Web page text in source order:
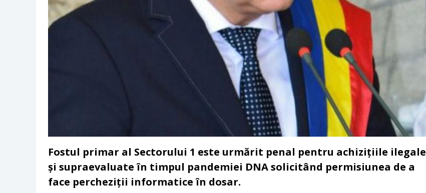
Fostul primar al Sectorului 1 este urmărit penal pentru achizițiile ilegale
și supraevaluate în timpul pandemiei DNA solicitând permisiunea de a
face percheziții informatice în dosar.